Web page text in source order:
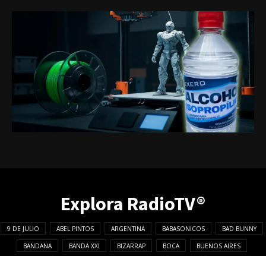
Explora RadioTV®
9 DE JULIO ABEL PINTOS ARGENTINA BABASONICOS BAD BUNNY
BANDANA BANDA XXI BIZARRAP BOCA BUENOS AIRES